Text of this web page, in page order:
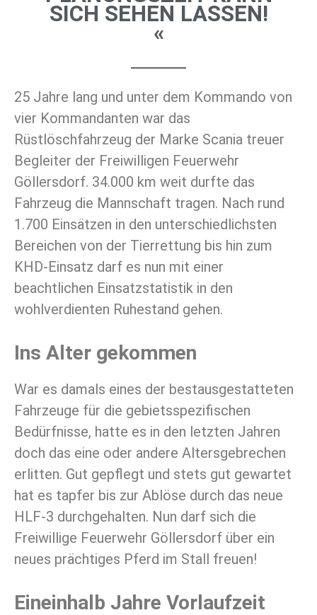
SICH SEHEN LASSEN!
«
25 Jahre lang und unter dem Kommando von
vier Kommandanten war das
Rüstlöschfahrzeug der Marke Scania treuer
Begleiter der Freiwilligen Feuerwehr
Göllersdorf. 34.000 km weit durfte das
Fahrzeug die Mannschaft tragen. Nach rund
1.700 Einsätzen in den unterschiedlichsten
Bereichen von der Tierrettung bis hin zum
KHD-Einsatz darf es nun mit einer
beachtlichen Einsatzstatistik in den
wohlverdienten Ruhestand gehen.
Ins Alter gekommen
War es damals eines der bestausgestatteten
Fahrzeuge für die gebietsspezifischen
Bedürfnisse, hatte es in den letzten Jahren
doch das eine oder andere Altersgebrechen
erlitten. Gut gepflegt und stets gut gewartet
hat es tapfer bis zur Ablöse durch das neue
HLF-3 durchgehalten. Nun darf sich die
Freiwillige Feuerwehr Göllersdorf über ein
neues prächtiges Pferd im Stall freuen!
Eineinhalb Jahre Vorlaufzeit